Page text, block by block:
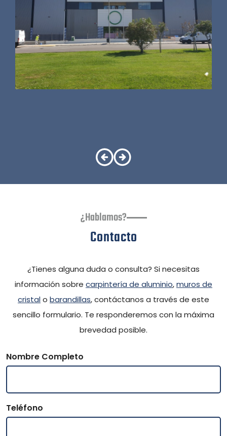
¿Hablamos?
Contacto
¿Tienes alguna duda o consulta? Si necesitas
información sobre carpintería de aluminio,muros de
cristalo barandillas, contáctanos a través de este
sencillo formulario. Te responderemos con la máxima
brevedad posible.
Nombre Completo
Teléfono